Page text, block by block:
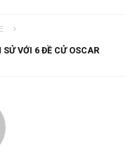
VỚI 6 ĐỀ CỬ OSCAR